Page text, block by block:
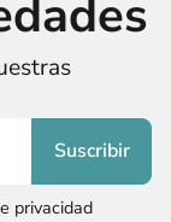
privacidad